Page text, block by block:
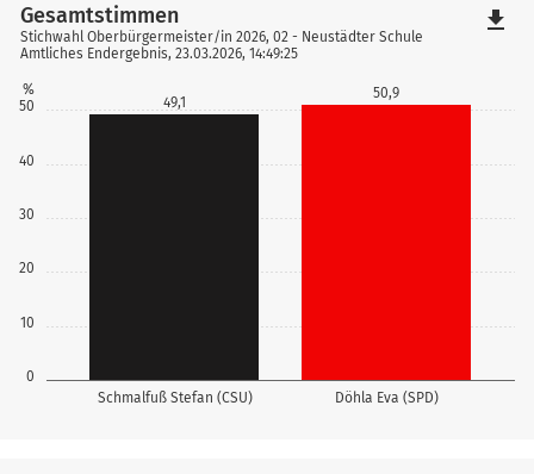
0
10
20
30
40
50
%
Schmalfuß Stefan (CSU) Döhla Eva (SPD)
49,1
50,9
Gesamtstimmen
Stichwahl Oberbürgermeister/in 2026, 02 - Neustädter Schule
Amtliches Endergebnis, 23.03.2026, 14:49:25
file_download